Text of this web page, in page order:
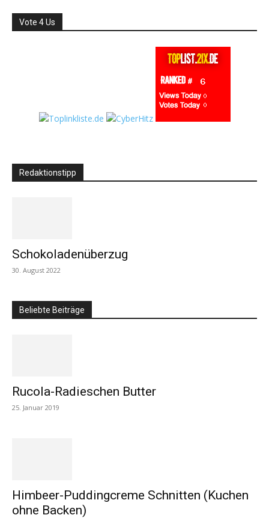
Vote 4 Us
Redaktionstipp
Schokoladenüberzug
30. August 2022
Beliebte Beiträge
Rucola-Radieschen Butter
25. Januar 2019
Himbeer-Puddingcreme Schnitten (Kuchen
ohne Backen)